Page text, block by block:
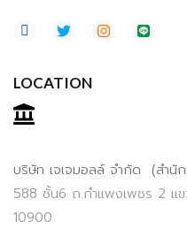
LOCATION
บริษัท เจเจมอลล์ จำกัด (สำนั
588 ชั้น6 ถ.กำแพงเพชร 2 แ
10900